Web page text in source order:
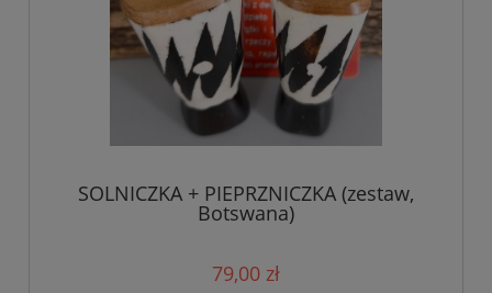
SOLNICZKA + PIEPRZNICZKA (zestaw,
Botswana)
79,00 zł